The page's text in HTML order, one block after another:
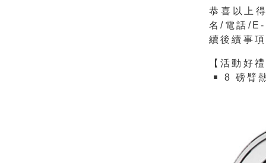
恭喜以上
名/電話/
續後續事項
【活動好禮
￭ 8 磅臂